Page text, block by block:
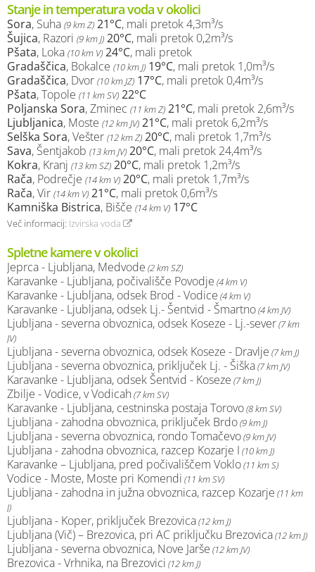
Stanje in temperatura voda v okolici
Sora, Suha (9 km Z) 21°C, mali pretok 4,3m³/s
Šujica, Razori (9 km J) 20°C, mali pretok 0,2m³/s
Pšata, Loka (10 km V) 24°C, mali pretok
Gradaščica, Bokalce (10 km J) 19°C, mali pretok 1,0m³/s
Gradaščica, Dvor (10 km JZ) 17°C, mali pretok 0,4m³/s
Pšata, Topole (11 km SV) 22°C
Poljanska Sora, Zminec (11 km Z) 21°C, mali pretok 2,6m³/s
Ljubljanica, Moste (12 km JV) 21°C, mali pretok 6,2m³/s
Selška Sora, Vešter (12 km Z) 20°C, mali pretok 1,7m³/s
Sava, Šentjakob (13 km JV) 20°C, mali pretok 24,4m³/s
Kokra, Kranj (13 km SZ) 20°C, mali pretok 1,2m³/s
Rača, Podrečje (14 km V) 20°C, mali pretok 1,7m³/s
Rača, Vir (14 km V) 21°C, mali pretok 0,6m³/s
Kamniška Bistrica, Bišče (14 km V) 17°C
Več informacij: Izvirska voda
Spletne kamere v okolici
Jeprca - Ljubljana, Medvode (2 km SZ)
Karavanke - Ljubljana, počivališče Povodje (4 km V)
Karavanke - Ljubljana, odsek Brod - Vodice (4 km V)
Karavanke - Ljubljana, odsek Lj.- Šentvid - Šmartno(4 km JV)
Ljubljana - severna obvoznica, odsek Koseze - Lj.-sever(7 km
JV)
Ljubljana - severna obvoznica, odsek Koseze - Dravlje (7 km J)
Ljubljana - severna obvoznica, priključek Lj. - Šiška(7 km JV)
Karavanke - Ljubljana, odsek Šentvid - Koseze (7 km J)
Zbilje - Vodice, v Vodicah (7 km SV)
Karavanke - Ljubljana, cestninska postaja Torovo(8 km SV)
Ljubljana - zahodna obvoznica, priključek Brdo(9 km J)
Ljubljana - severna obvoznica, rondo Tomačevo(9 km JV)
Ljubljana - zahodna obvoznica, razcep Kozarje I (10 km J)
Karavanke – Ljubljana, pred počivališčem Voklo(11 km S)
Vodice - Moste, Moste pri Komendi (11 km SV)
Ljubljana - zahodna in južna obvoznica, razcep Kozarje (11 km
J)
Ljubljana - Koper, priključek Brezovica(12 km J)
Ljubljana (Vič) – Brezovica, pri AC priključku Brezovica(12 km J)
Ljubljana - severna obvoznica, Nove Jarše (12 km JV)
Brezovica - Vrhnika, na Brezovici (12 km J)